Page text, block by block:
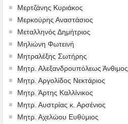
Μερτζάνης Κυριάκος
Μερκούρης Αναστάσιος
Μεταλληνός Δημήτριος
Mηλιώνη Φωτεινή
Μητραλέξης Σωτήρης
Μητρ. Αλεξανδρουπόλεως Άνθιμος
Μητρ. Αργολίδος Νεκτάριος
Μητρ. Άρτης Καλλίνικος
Μητρ. Αυστρίας κ. Αρσένιος
Μητρ. Αχελώου Ευθύμιος